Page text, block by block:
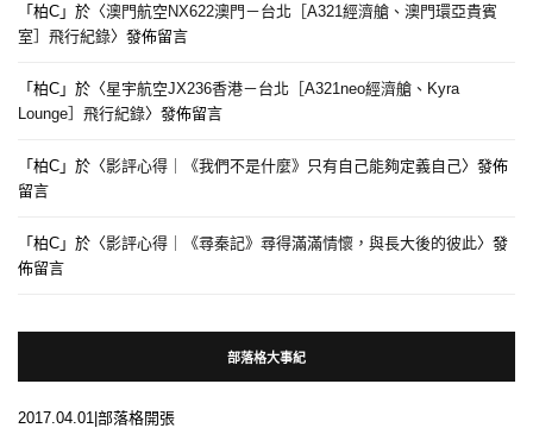
「 柏C 」於〈澳門航空NX622澳門－台北［A321經濟艙、澳門環亞貴賓
室］飛行紀錄〉發佈留言
「 柏C 」於〈星宇航空JX236香港－台北［A321neo經濟艙、Kyra
Lounge］飛行紀錄〉發佈留言
「 柏C 」於〈影評心得｜《我們不是什麼》只有自己能夠定義自己〉發佈
留言
「 柏C 」於〈影評心得｜《尋秦記》尋得滿滿情懷，與長大後的彼此〉發
佈留言
部落格大事紀
2017.04.01|部落格開張